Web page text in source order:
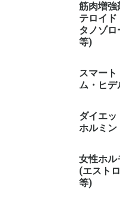
筋肉増強
テロイド
タノゾ
等)
スマート
ム・ヒ
ダイエッ
ホルミン
女性ホル
(エスト
等)